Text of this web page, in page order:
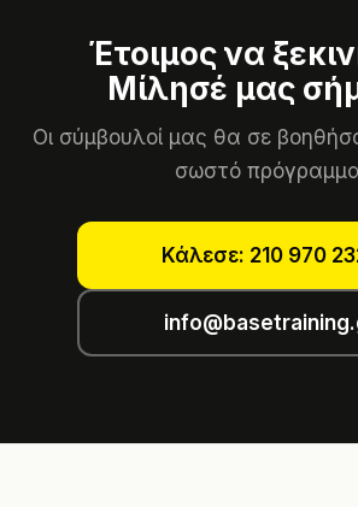
Έτοιμος να
Μίλησέ μας
Οι σύμβουλοί μας θα σε
σωστό
Κάλεσε: 210 970